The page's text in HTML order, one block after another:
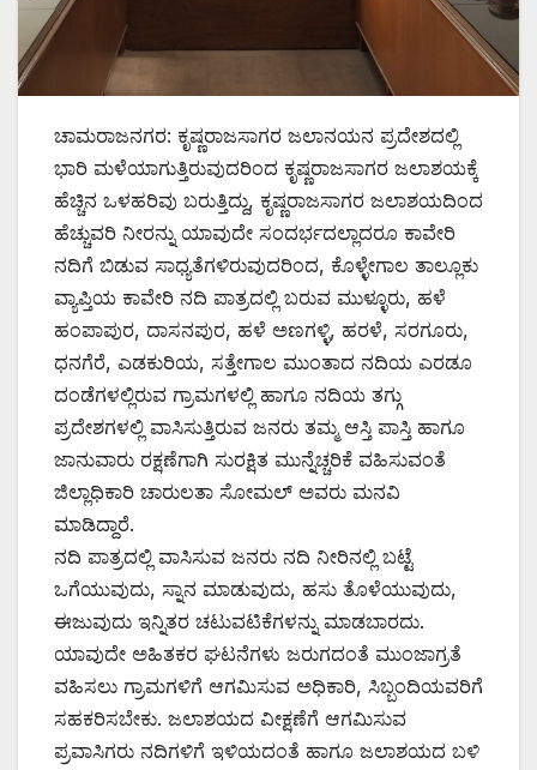
ಚಾಮರಾಜನಗರ: ಕೃಷ್ಣರಾಜಸಾಗರ ಜಲಾನಯನ ಪ್ರದೇಶದಲ್ಲಿ
ಭಾರಿ ಮಳೆಯಾಗುತ್ತಿರುವುದರಿಂದ ಕೃಷ್ಣರಾಜಸಾಗರ ಜಲಾಶಯಕ್ಕೆ
ಹೆಚ್ಚಿನ ಒಳಹರಿವು ಬರುತ್ತಿದ್ದು, ಕೃಷ್ಣರಾಜಸಾಗರ ಜಲಾಶಯದಿಂದ
ಹೆಚ್ಚುವರಿ ನೀರನ್ನು ಯಾವುದೇ ಸಂದರ್ಭದಲ್ಲಾದರೂ ಕಾವೇರಿ
ನದಿಗೆ ಬಿಡುವ ಸಾಧ್ಯತೆಗಳಿರುವುದರಿಂದ, ಕೊಳ್ಳೇಗಾಲ ತಾಲ್ಲೂಕು
ವ್ಯಾಪ್ತಿಯ ಕಾವೇರಿ ನದಿ ಪಾತ್ರದಲ್ಲಿ ಬರುವ ಮುಳ್ಳೂರು, ಹಳೆ
ಹಂಪಾಪುರ, ದಾಸನಪುರ, ಹಳೆ ಅಣಗಳ್ಳಿ, ಹರಳೆ, ಸರಗೂರು,
ಧನಗೆರೆ, ಎಡಕುರಿಯ, ಸತ್ತೇಗಾಲ ಮುಂತಾದ ನದಿಯ ಎರಡೂ
ದಂಡೆಗಳಲ್ಲಿರುವ ಗ್ರಾಮಗಳಲ್ಲಿ ಹಾಗೂ ನದಿಯ ತಗ್ಗು
ಪ್ರದೇಶಗಳಲ್ಲಿ ವಾಸಿಸುತ್ತಿರುವ ಜನರು ತಮ್ಮ ಆಸ್ತಿ ಪಾಸ್ತಿ ಹಾಗೂ
ಜಾನುವಾರು ರಕ್ಷಣೆಗಾಗಿ ಸುರಕ್ಷಿತ ಮುನ್ನೆಚ್ಚರಿಕೆ ವಹಿಸುವಂತೆ
ಜಿಲ್ಲಾಧಿಕಾರಿ ಚಾರುಲತಾ ಸೋಮಲ್ ಅವರು ಮನವಿ
ಮಾಡಿದ್ದಾರೆ.
ನದಿ ಪಾತ್ರದಲ್ಲಿ ವಾಸಿಸುವ ಜನರು ನದಿ ನೀರಿನಲ್ಲಿ ಬಟ್ಟೆ
ಒಗೆಯುವುದು, ಸ್ನಾನ ಮಾಡುವುದು, ಹಸು ತೊಳೆಯುವುದು,
ಈಜುವುದು ಇನ್ನಿತರ ಚಟುವಟಿಕೆಗಳನ್ನು ಮಾಡಬಾರದು.
ಯಾವುದೇ ಅಹಿತಕರ ಘಟನೆಗಳು ಜರುಗದಂತೆ ಮುಂಜಾಗ್ರತೆ
ವಹಿಸಲು ಗ್ರಾಮಗಳಿಗೆ ಆಗಮಿಸುವ ಅಧಿಕಾರಿ, ಸಿಬ್ಬಂದಿಯವರಿಗೆ
ಸಹಕರಿಸಬೇಕು. ಜಲಾಶಯದ ವೀಕ್ಷಣೆಗೆ ಆಗಮಿಸುವ
ಪ್ರವಾಸಿಗರು ನದಿಗಳಿಗೆ ಇಳಿಯದಂತೆ ಹಾಗೂ ಜಲಾಶಯದ ಬಳಿ